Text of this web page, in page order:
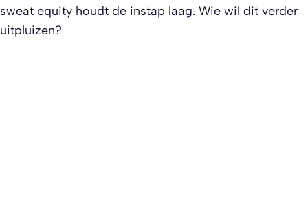
sweat equity houdt de instap laag. Wie wil dit verder
uitpluizen?